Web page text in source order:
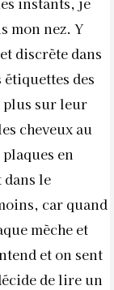
mon nez. Y
discrète dans
des
plus sur leur
cheveux au
en
le
car quand
mèche et
et on sent
de lire un